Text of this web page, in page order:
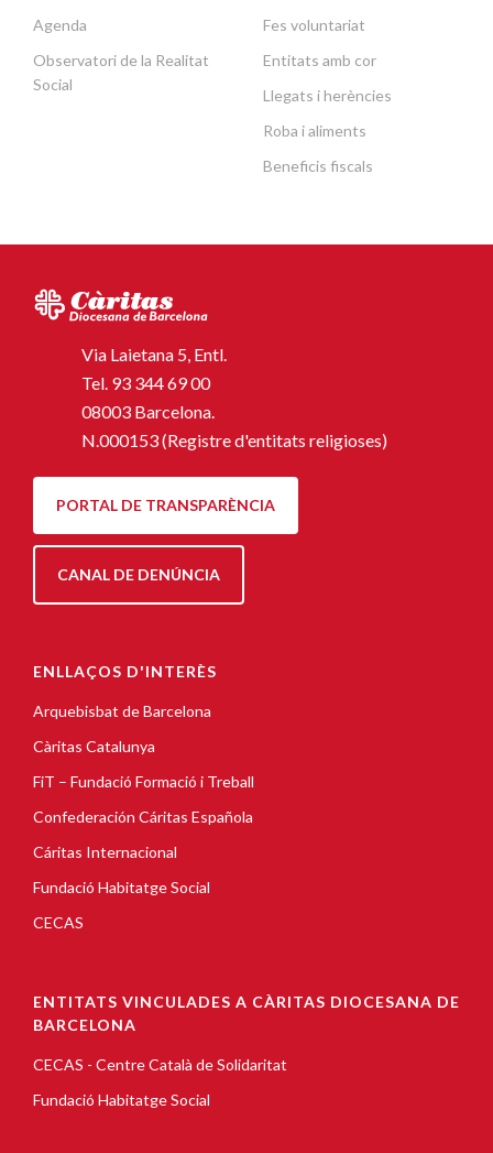
Agenda
Observatori de la Realitat
Social
Fes voluntariat
Entitats amb cor
Llegats i herències
Roba i aliments
Beneficis fiscals
Via Laietana 5, Entl.
Tel. 93 344 69 00
08003 Barcelona.
N.000153 (Registre d'entitats religioses)
PORTAL DE TRANSPARÈNCIA
CANAL DE DENÚNCIA
ENLLAÇOS D'INTERÈS
Arquebisbat de Barcelona
Càritas Catalunya
FiT – Fundació Formació i Treball
Confederación Cáritas Española
Cáritas Internacional
Fundació Habitatge Social
CECAS
ENTITATS VINCULADES A CÀRITAS DIOCESANA DE
BARCELONA
CECAS - Centre Català de Solidaritat
Fundació Habitatge Social